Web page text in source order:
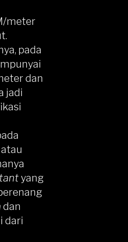
meter
pada
dan
jadi
yang
dan
dari